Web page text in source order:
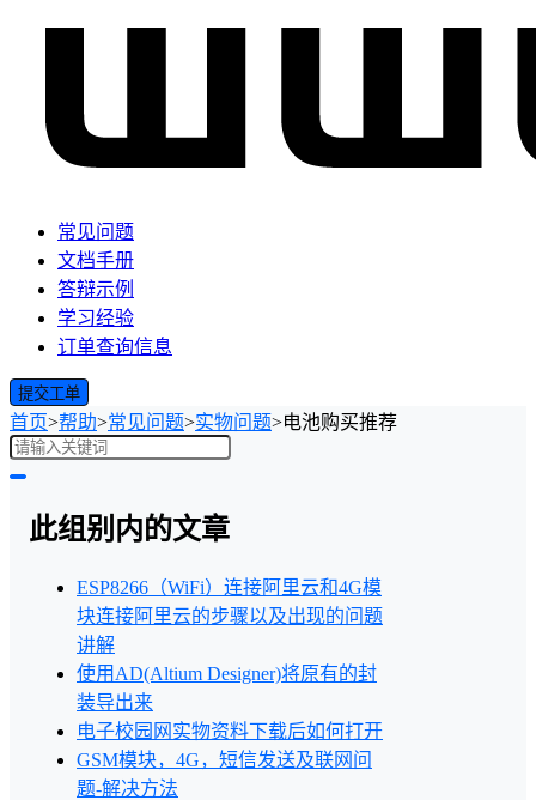
常见问题
文档手册
答辩示例
学习经验
订单查询信息
提交工单
首页>帮助>常见问题>实物问题>电池购买推荐
此组别内的文章
ESP8266（WiFi）连接阿里云和4G模
块连接阿里云的步骤以及出现的问题
讲解
使用AD(Altium Designer)将原有的封
装导出来
电子校园网实物资料下载后如何打开
GSM模块，4G，短信发送及联网问
题-解决方法